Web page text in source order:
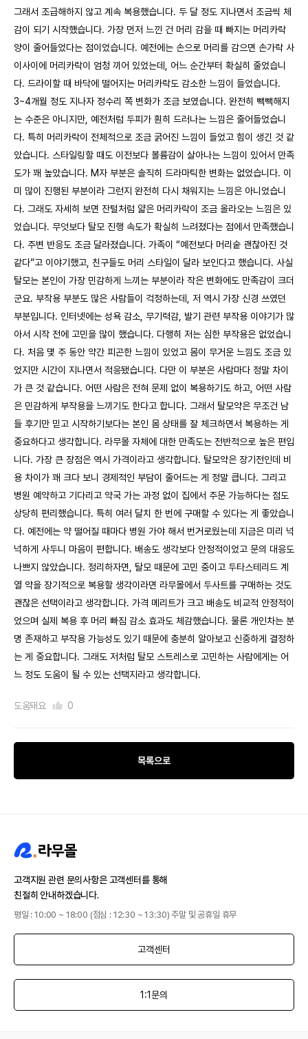
그래서 조급해하지 않고 계속 복용했습니다. 두 달 정도 지나면서 조금씩 체
감이 되기 시작했습니다. 가장 먼저 느낀 건 머리 감을 때 빠지는 머리카락
양이 줄어들었다는 점이었습니다. 예전에는 손으로 머리를 감으면 손가락 사
이사이에 머리카락이 엄청 끼어 있었는데, 어느 순간부터 확실히 줄었습니
다. 드라이할 때 바닥에 떨어지는 머리카락도 감소한 느낌이 들었습니다.
3~4개월 정도 지나자 정수리 쪽 변화가 조금 보였습니다. 완전히 빽빽해지
는 수준은 아니지만, 예전처럼 두피가 훤히 드러나는 느낌은 줄어들었습니
다. 특히 머리카락이 전체적으로 조금 굵어진 느낌이 들었고 힘이 생긴 것 같
았습니다. 스타일링할 때도 이전보다 볼륨감이 살아나는 느낌이 있어서 만족
도가 꽤 높았습니다. M자 부분은 솔직히 드라마틱한 변화는 없었습니다. 이
미 많이 진행된 부분이라 그런지 완전히 다시 채워지는 느낌은 아니었습니
다. 그래도 자세히 보면 잔털처럼 얇은 머리카락이 조금 올라오는 느낌은 있
었습니다. 무엇보다 탈모 진행 속도가 확실히 느려졌다는 점에서 만족했습니
다. 주변 반응도 조금 달라졌습니다. 가족이 “예전보다 머리숱 괜찮아진 것
같다”고 이야기했고, 친구들도 머리 스타일이 달라 보인다고 했습니다. 사실
탈모는 본인이 가장 민감하게 느끼는 부분이라 작은 변화에도 만족감이 크더
군요. 부작용 부분도 많은 사람들이 걱정하는데, 저 역시 가장 신경 쓰였던
부분입니다. 인터넷에는 성욕 감소, 무기력감, 발기 관련 부작용 이야기가 많
아서 시작 전에 고민을 많이 했습니다. 다행히 저는 심한 부작용은 없었습니
다. 처음 몇 주 동안 약간 피곤한 느낌이 있었고 몸이 무거운 느낌도 조금 있
었지만 시간이 지나면서 적응됐습니다. 다만 이 부분은 사람마다 정말 차이
가 큰 것 같습니다. 어떤 사람은 전혀 문제 없이 복용하기도 하고, 어떤 사람
은 민감하게 부작용을 느끼기도 한다고 합니다. 그래서 탈모약은 무조건 남
들 후기만 믿고 시작하기보다는 본인 몸 상태를 잘 체크하면서 복용하는 게
중요하다고 생각합니다. 라무몰 자체에 대한 만족도는 전반적으로 높은 편입
니다. 가장 큰 장점은 역시 가격이라고 생각합니다. 탈모약은 장기전인데 비
용 차이가 꽤 크다 보니 경제적인 부담이 줄어드는 게 정말 큽니다. 그리고
병원 예약하고 기다리고 약국 가는 과정 없이 집에서 주문 가능하다는 점도
상당히 편리했습니다. 특히 여러 달치 한 번에 구매할 수 있다는 게 좋았습니
다. 예전에는 약 떨어질 때마다 병원 가야 해서 번거로웠는데 지금은 미리 넉
넉하게 사두니 마음이 편합니다. 배송도 생각보다 안정적이었고 문의 대응도
나쁘지 않았습니다. 정리하자면, 탈모 때문에 고민 중이고 두타스테리드 계
열 약을 장기적으로 복용할 생각이라면 라무몰에서 두사트를 구매하는 것도
괜찮은 선택이라고 생각합니다. 가격 메리트가 크고 배송도 비교적 안정적이
었으며 실제 복용 후 머리 빠짐 감소 효과도 체감했습니다. 물론 개인차는 분
명 존재하고 부작용 가능성도 있기 때문에 충분히 알아보고 신중하게 결정하
는 게 중요합니다. 그래도 저처럼 탈모 스트레스로 고민하는 사람에게는 어
느 정도 도움이 될 수 있는 선택지라고 생각합니다.
도움돼요 0
목록으로
고객지원 관련 문의사항은 고객센터를 통해
친절히 안내하겠습니다.
평일 : 10:00 ~ 18:00 (점심 : 12:30 ~ 13:30) 주말 및 공휴일 휴무
고객센터
1:1문의